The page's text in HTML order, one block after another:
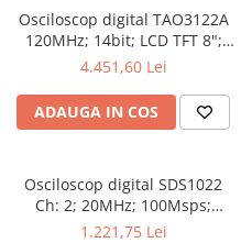
Osciloscop digital TAO3122A
120MHz; 14bit; LCD TFT 8";
Ch: 2; 1Gsps; 40Mpts integrat
4.451,60 Lei
ADAUGA IN COS
Osciloscop digital SDS1022
Ch: 2; 20MHz; 100Msps;
10kpts; LCD 7"S; 15W care
1.221,75 Lei